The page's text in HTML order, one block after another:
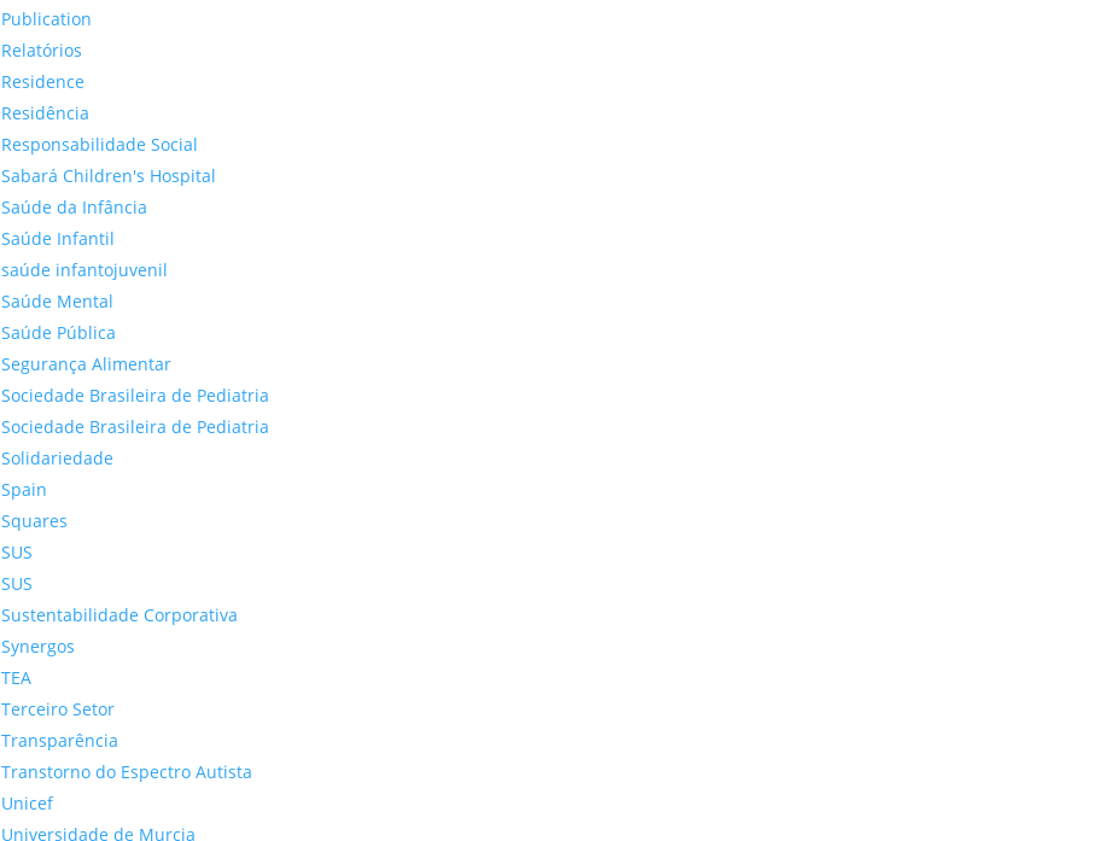
Publication
Relatórios
Residence
Residência
Responsabilidade Social
Sabará Children's Hospital
Saúde da Infância
Saúde Infantil
saúde infantojuvenil
Saúde Mental
Saúde Pública
Segurança Alimentar
Sociedade Brasileira de Pediatria
Sociedade Brasileira de Pediatria
Solidariedade
Spain
Squares
SUS
SUS
Sustentabilidade Corporativa
Synergos
TEA
Terceiro Setor
Transparência
Transtorno do Espectro Autista
Unicef
Universidade de Murcia